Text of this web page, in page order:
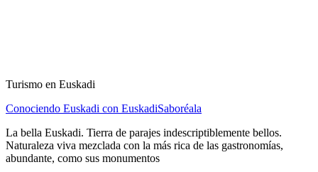
Turismo en Euskadi
Conociendo Euskadi con EuskadiSaboréala
La bella Euskadi. Tierra de parajes indescriptiblemente bellos.
Naturaleza viva mezclada con la más rica de las gastronomías,
abundante, como sus monumentos